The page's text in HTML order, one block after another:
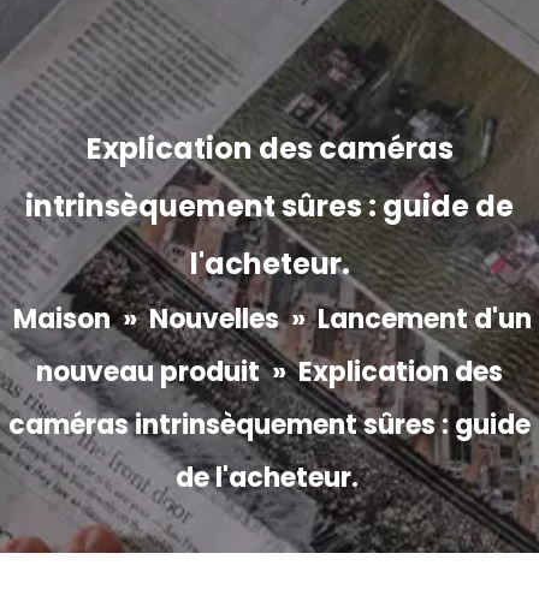
Explication des caméras
intrinsèquement sûres : guide de
l'acheteur.
Maison »Nouvelles »Lancement d'un
nouveau produit »Explication des
caméras intrinsèquement sûres : guide
de l'acheteur.